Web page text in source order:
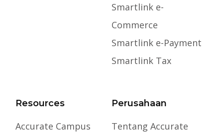
Smartlink e-
Commerce
Smartlink e-Payment
Smartlink Tax
Resources
Accurate Campus
Perusahaan
Tentang Accurate